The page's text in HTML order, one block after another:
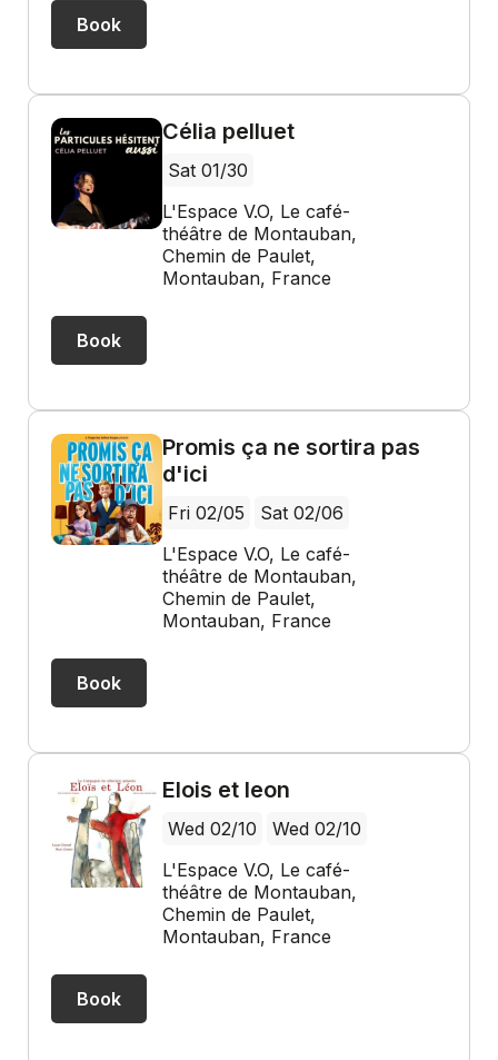
Book
Célia pelluet
Sat 01/30
L'Espace V.O, Le café-
théâtre de Montauban,
Chemin de Paulet,
Montauban, France
Book
Promis ça ne sortira pas
d'ici
Fri 02/05
Sat 02/06
L'Espace V.O, Le café-
théâtre de Montauban,
Chemin de Paulet,
Montauban, France
Book
Elois et leon
Wed 02/10
Wed 02/10
L'Espace V.O, Le café-
théâtre de Montauban,
Chemin de Paulet,
Montauban, France
Book